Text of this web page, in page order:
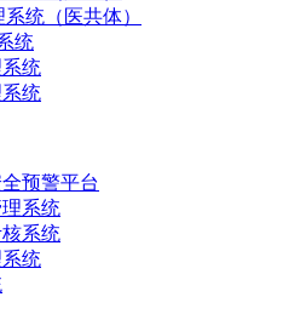
统（医共体）
统
统
统
预警平台
系统
系统
统